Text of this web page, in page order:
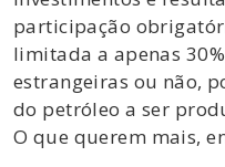
participação
limitada a apenas
estrangeiras ou não,
do petróleo a ser
O que querem mais,